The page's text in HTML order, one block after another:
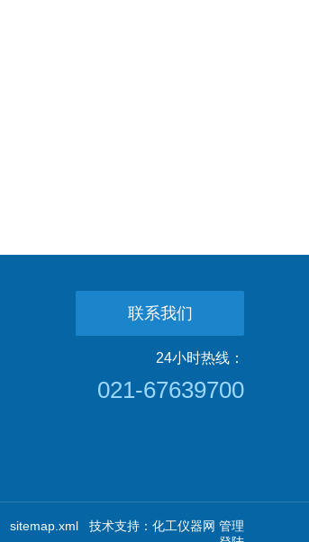
联系我们
24小时热线：
021-67639700
sitemap.xml 技术支持： 化工仪器网 管理